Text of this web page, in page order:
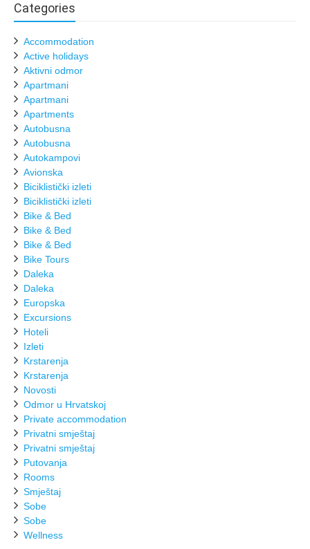
Categories
Accommodation
Active holidays
Aktivni odmor
Apartmani
Apartmani
Apartments
Autobusna
Autobusna
Autokampovi
Avionska
Biciklistički izleti
Biciklistički izleti
Bike & Bed
Bike & Bed
Bike & Bed
Bike Tours
Daleka
Daleka
Europska
Excursions
Hoteli
Izleti
Krstarenja
Krstarenja
Novosti
Odmor u Hrvatskoj
Private accommodation
Privatni smještaj
Privatni smještaj
Putovanja
Rooms
Smještaj
Sobe
Sobe
Wellness